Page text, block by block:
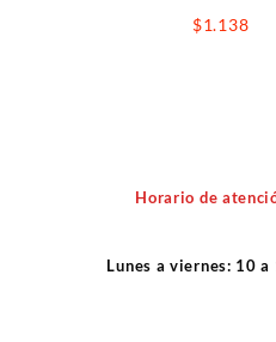
$1.138
Horario de
Lunes a viernes: 10 a